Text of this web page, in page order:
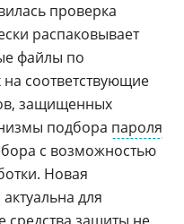
проверка
распаковывает
файлы по
на соответствующие
защищенных
подбора пароля
с возможностью
Новая
для